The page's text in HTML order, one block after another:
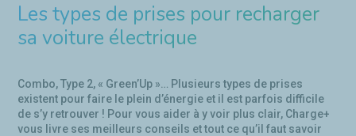
Les types de prises pour recharger
sa voiture électrique
Combo, Type 2, « Green’Up »… Plusieurs types de prises
existent pour faire le plein d’énergie et il est parfois difficile
de s’y retrouver ! Pour vous aider à y voir plus clair, Charge+
vous livre ses meilleurs conseils et tout ce qu’il faut savoir